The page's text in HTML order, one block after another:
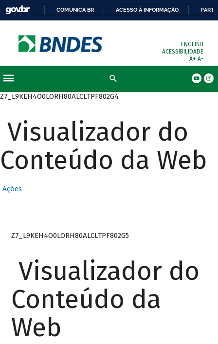
COMUNICA BR ACESSO À INFORMAÇÃO
ENGLISH
ACESSIBILIDADE
A+ A-
Z7_L9KEH4O0LORH80ALCLTPF802G4
Visualizador do
Conteúdo da Web
Ações
Z7_L9KEH4O0LORH80ALCLTPF802G5
Visualizador do
Conteúdo da
Web